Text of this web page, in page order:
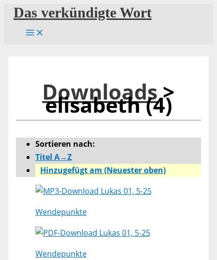
Zum
Inhalt
springen
Das verkündigte Wort
Downloads>
elisabeth (4)
Sortieren nach:
Titel A→Z
Hinzugefügt am (Neuester oben)
Lukas 01, 5-25
Wendepunkte
Lukas 01, 5-25
Wendepunkte